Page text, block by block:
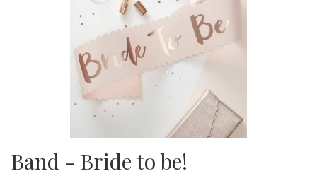
Band - Bride to be!